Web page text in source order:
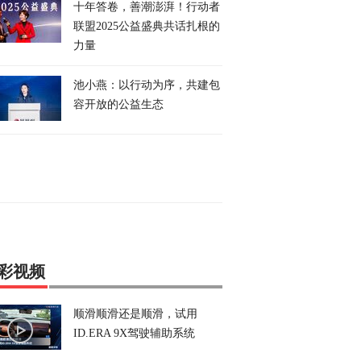
十年答卷，善潮澎湃！行动者
联盟2025公益盛典共话扎根的
力量
池小燕：以行动为序，共建包
容开放的公益生态
视频
顺滑顺滑还是顺滑，试用
ID.ERA 9X驾驶辅助系统